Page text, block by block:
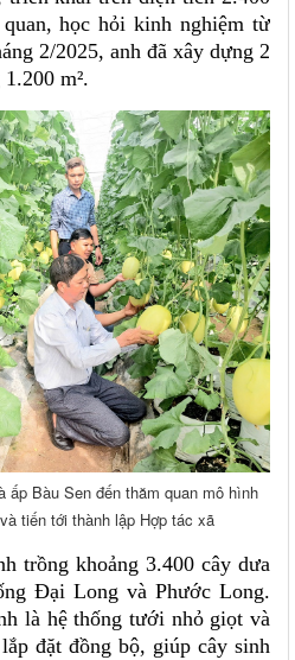
học hỏi kinh nghiệm từ
2/2025, anh đã xây dựng 2
m².
ấp Bàu Sen đến thăm quan mô hình
tiến tới thành lập Hợp tác xã
trồng khoảng 3.400 cây dưa
Đại Long và Phước Long.
là hệ thống tưới nhỏ giọt và
đặt đồng bộ, giúp cây sinh